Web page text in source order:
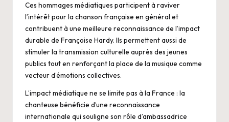
Ces hommages médiatiques participent à raviver
l’intérêt pour la chanson française en général et
contribuent à une meilleure reconnaissance de l’impact
durable de Françoise Hardy. Ils permettent aussi de
stimuler la transmission culturelle auprès des jeunes
publics tout en renforçant la place de la musique comme
vecteur d’émotions collectives.
L’impact médiatique ne se limite pas à la France : la
chanteuse bénéficie d’une reconnaissance
internationale qui souligne son rôle d’ambassadrice